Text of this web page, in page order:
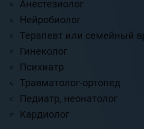
Анестезиолог
Нейробиолог
Терапевт или семейный
Гинеколог
Психиатр
Травматолог-ортопед
Педиатр, неонатолог
Кардиолог